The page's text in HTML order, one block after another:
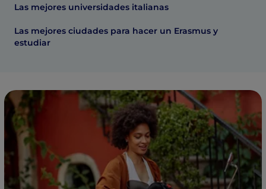
Las mejores universidades italianas
Las mejores ciudades para hacer un Erasmus y
estudiar